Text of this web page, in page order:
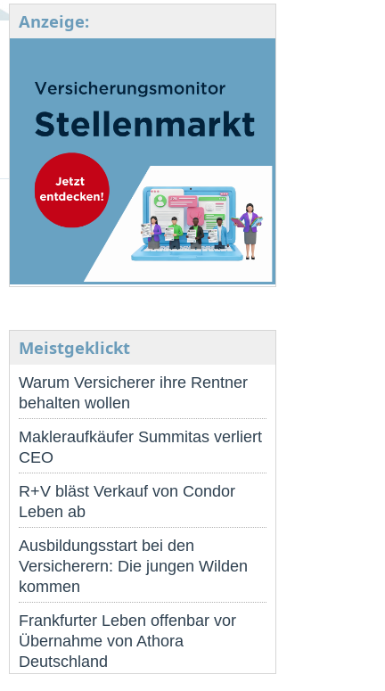
Anzeige:
Meistgeklickt
Warum Versicherer ihre Rentner
behalten wollen
Makleraufkäufer Summitas verliert
CEO
R+V bläst Verkauf von Condor
Leben ab
Ausbildungsstart bei den
Versicherern: Die jungen Wilden
kommen
Frankfurter Leben offenbar vor
Übernahme von Athora
Deutschland